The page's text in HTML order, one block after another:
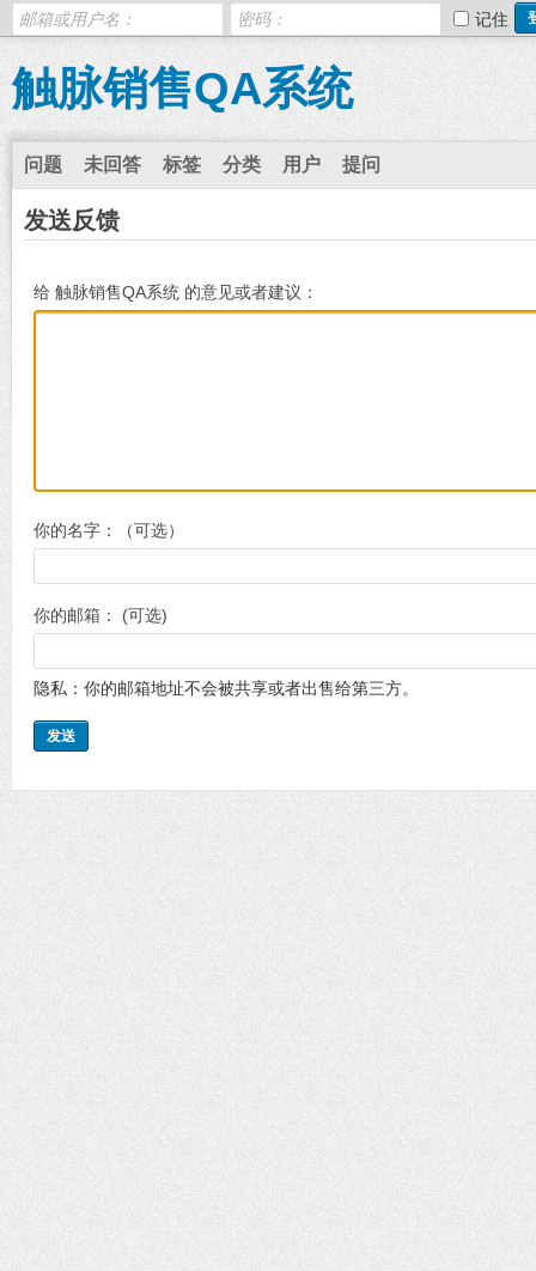
记住
触脉销售QA系统
问题 未回答 标签 分类 用户 提问
发送反馈
给 触脉销售QA系统 的意见或者建议：
你的名字：（可选）
你的邮箱： (可选)
隐私：你的邮箱地址不会被共享或者出售给第三方。